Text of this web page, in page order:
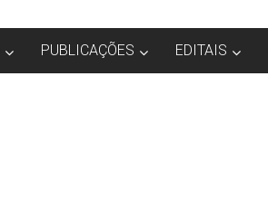
PUBLICAÇÕES EDITAIS